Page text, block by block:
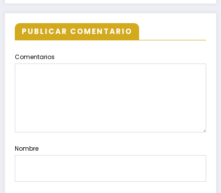
PUBLICAR COMENTARIO
Comentarios
Nombre